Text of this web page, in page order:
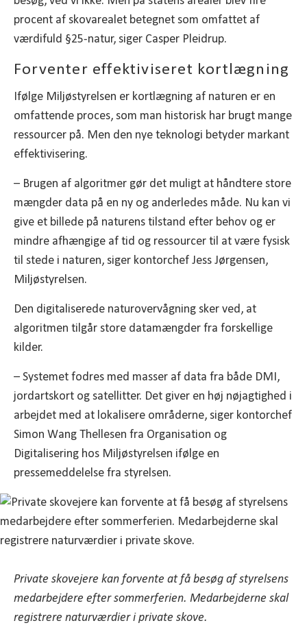
procent af skovarealet betegnet som omfattet af
værdifuld §25-natur, siger Casper Pleidrup.
Forventer effektiviseret kortlægning
Ifølge Miljøstyrelsen er kortlægning af naturen er en
omfattende proces, som man historisk har brugt mange
ressourcer på. Men den nye teknologi betyder markant
effektivisering.
– Brugen af algoritmer gør det muligt at håndtere store
mængder data på en ny og anderledes måde. Nu kan vi
give et billede på naturens tilstand efter behov og er
mindre afhængige af tid og ressourcer til at være fysisk
til stede i naturen, siger kontorchef Jess Jørgensen,
Miljøstyrelsen.
Den digitaliserede naturovervågning sker ved, at
algoritmen tilgår store datamængder fra forskellige
kilder.
– Systemet fodres med masser af data fra både DMI,
jordartskort og satellitter. Det giver en høj nøjagtighed i
arbejdet med at lokalisere områderne, siger kontorchef
Simon Wang Thellesen fra Organisation og
Digitalisering hos Miljøstyrelsen ifølge en
pressemeddelelse fra styrelsen.
Private skovejere kan forvente at få besøg af styrelsens
medarbejdere efter sommerferien. Medarbejderne skal
registrere naturværdier i private skove.